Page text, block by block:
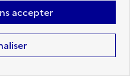
accepter
page